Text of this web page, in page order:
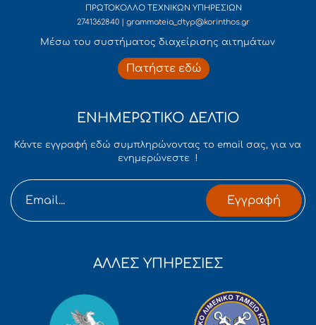
ΠΡΩΤΟΚΟΛΛΟ ΤΕΧΝΙΚΩΝ ΥΠΗΡΕΣΙΩΝ
2741362840 | grammateia_dtyp@korinthos.gr
Mέσω του συστήματος διαχείρισης αιτημάτων
Πατήστε εδώ
ΕΝΗΜΕΡΩΤΙΚΟ ΔΕΛΤΙΟ
Κάντε εγγραφή εδώ συμπληρώνοντας το email σας, για να
ενημερώνεστε !
Εγγραφή
ΑΛΛΕΣ ΥΠΗΡΕΣΙΕΣ